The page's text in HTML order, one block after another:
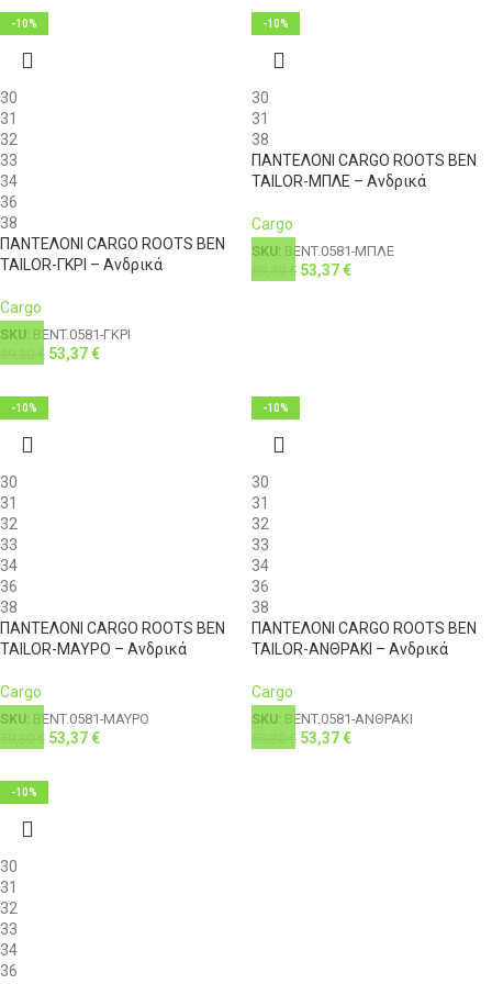
3XL 121-126
4XL 126-131
-10%
30
31
32
33
34
36
38
ΠΑΝΤΕΛΟΝΙ CARGO ROOTS BEN
TAILOR-ΓΚΡΙ – Ανδρικά
Cargo
SKU: BENT.0581-ΓΚΡΙ
€ 53,37€
-10%
30
31
38
ΠΑΝΤΕΛΟΝΙ CARGO ROOTS BEN
TAILOR-ΜΠΛΕ – Ανδρικά
Cargo
SKU: BENT.0581-ΜΠΛΕ
€ 53,37€
-10%
30
31
32
33
34
36
38
ΠΑΝΤΕΛΟΝΙ CARGO ROOTS BEN
TAILOR-ΜΑΥΡΟ – Ανδρικά
Cargo
SKU: BENT.0581-ΜΑΥΡΟ
€ 53,37€
-10%
30
31
32
33
34
36
38
ΠΑΝΤΕΛΟΝΙ CARGO ROOTS BEN
TAILOR-ΑΝΘΡΑΚΙ – Ανδρικά
Cargo
SKU: BENT.0581-ΑΝΘΡΑΚΙ
€ 53,37€
-10%
30
31
32
33
34
36